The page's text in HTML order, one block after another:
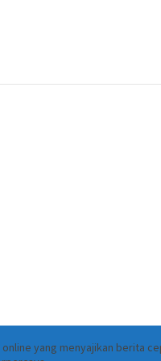
yang menyajikan berita